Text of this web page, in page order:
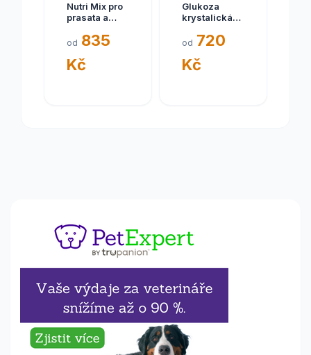
Nutri Mix pro
prasata a
od 835
Kč
Glukoza
krystalická
monohydr/5kg
od 720
Kč